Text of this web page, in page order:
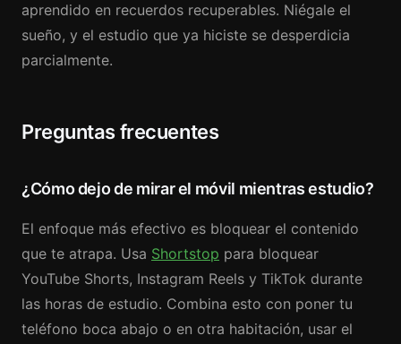
aprendido en recuerdos recuperables. Niégale el
sueño, y el estudio que ya hiciste se desperdicia
parcialmente.
Preguntas frecuentes
¿Cómo dejo de mirar el móvil mientras estudio?
El enfoque más efectivo es bloquear el contenido
que te atrapa. Usa Shortstop para bloquear
YouTube Shorts, Instagram Reels y TikTok durante
las horas de estudio. Combina esto con poner tu
teléfono boca abajo o en otra habitación, usar el